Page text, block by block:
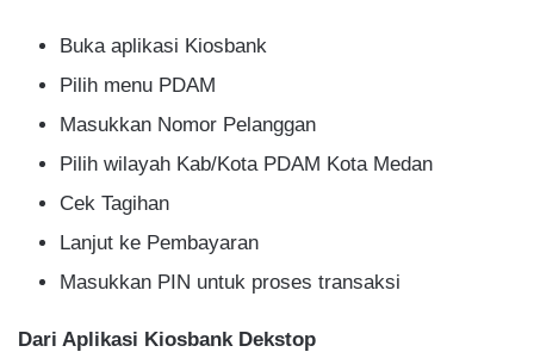
Buka aplikasi Kiosbank
Pilih menu PDAM
Masukkan Nomor Pelanggan
Pilih wilayah Kab/Kota PDAM Kota Medan
Cek Tagihan
Lanjut ke Pembayaran
Masukkan PIN untuk proses transaksi
Dari Aplikasi Kiosbank Dekstop